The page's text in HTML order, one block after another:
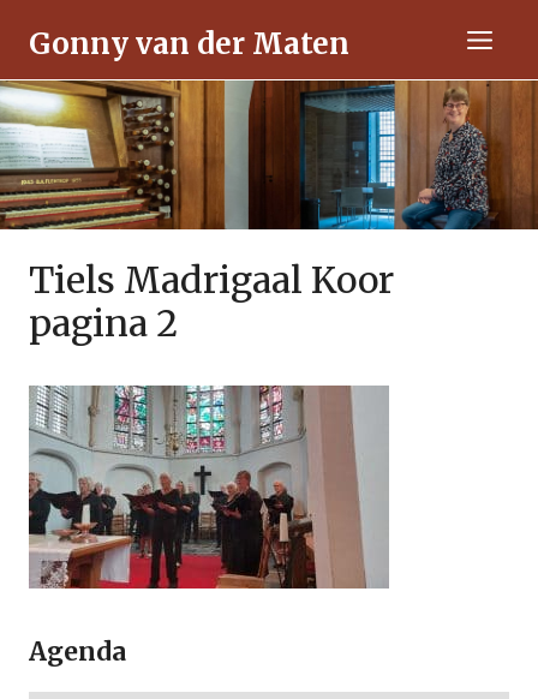
naar
de
inhoud
Gonny van der Maten Menu
Tiels Madrigaal Koor
pagina 2
Agenda